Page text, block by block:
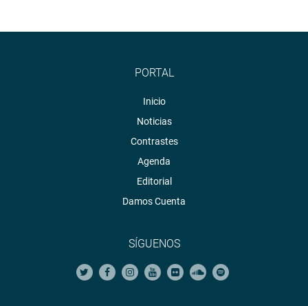
PORTAL
Inicio
Noticias
Contrastes
Agenda
Editorial
Damos Cuenta
SÍGUENOS